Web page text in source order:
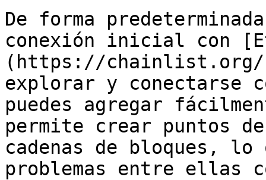
De forma
conexión inicial con
(https://chainlist.org/
explorar y conectarse
puedes agregar
permite crear puntos
cadenas de bloques,
problemas entre ellas